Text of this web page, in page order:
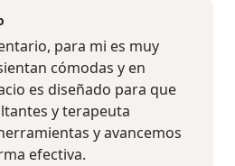
para mi es muy
cómodas y en
es diseñado para que
y terapeuta
y avancemos
efectiva.